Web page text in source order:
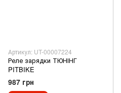
Артикул: UT-00007224
Реле зарядки ТЮНІНГ
PITBIKE
987 грн